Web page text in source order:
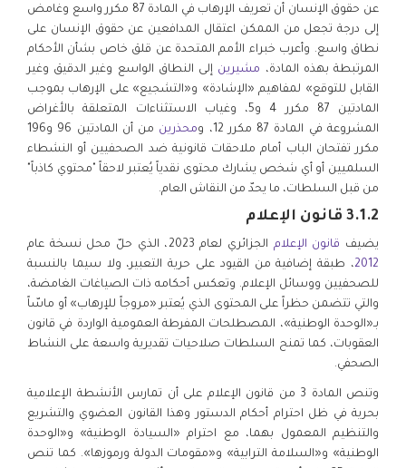
عن حقوق الإنسان أن تعريف الإرهاب في المادة 87 مكرر واسع وغامض
إلى درجة تجعل من الممكن اعتقال المدافعين عن حقوق الإنسان على
نطاق واسع. وأعرب خبراء الأمم المتحدة عن قلق خاص بشأن الأحكام
المرتبطة بهذه المادة، مشيرين إلى النطاق الواسع وغير الدقيق وغير
القابل للتوقع» لمفاهيم «الإشادة» و«التشجيع» على الإرهاب بموجب
المادتين 87 مكرر 4 و5، وغياب الاستثناءات المتعلقة بالأغراض
المشروعة في المادة 87 مكرر 12، و
محذرين
من أن المادتين 96 و196
مكرر تفتحان الباب أمام ملاحقات قانونية ضد الصحفيين أو النشطاء
السلميين أو أي شخص يشارك محتوى نقدياً يُعتبر لاحقاً "محتوي كاذباً"
من قبل السلطات، ما يحدّ من النقاش العام.
3.1.2 قانون الإعلام
يضيف قانون الإعلام الجزائري لعام 2023، الذي حلّ محل نسخة عام
2012، طبقة إضافية من القيود على حرية التعبير، ولا سيما بالنسبة
للصحفيين ووسائل الإعلام. وتعكس أحكامه ذات الصياغات الغامضة،
والتي تتضمن حظراً على المحتوى الذي يُعتبر «مروجاً للإرهاب» أو ماسّاً
بـ«الوحدة الوطنية»، المصطلحات المفرطة العمومية الواردة في قانون
العقوبات، كما تمنح السلطات صلاحيات تقديرية واسعة على النشاط
الصحفي.
وتنص المادة 3 من قانون الإعلام على أن تمارس الأنشطة الإعلامية
بحرية في ظل احترام أحكام الدستور وهذا القانون العضوي والتشريع
والتنظيم المعمول بهما، مع احترام «السيادة الوطنية» و«الوحدة
الوطنية» و«السلامة الترابية» و«مقومات الدولة ورموزها». كما تنص